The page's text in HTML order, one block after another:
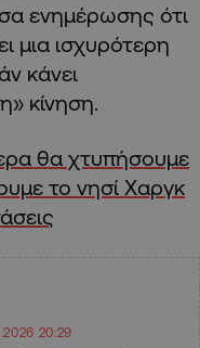
ενημέρωσης ότι
μια ισχυρότερη
κάνει
κίνηση.
θα χτυπήσουμε
το νησί Χαργκ
20:29